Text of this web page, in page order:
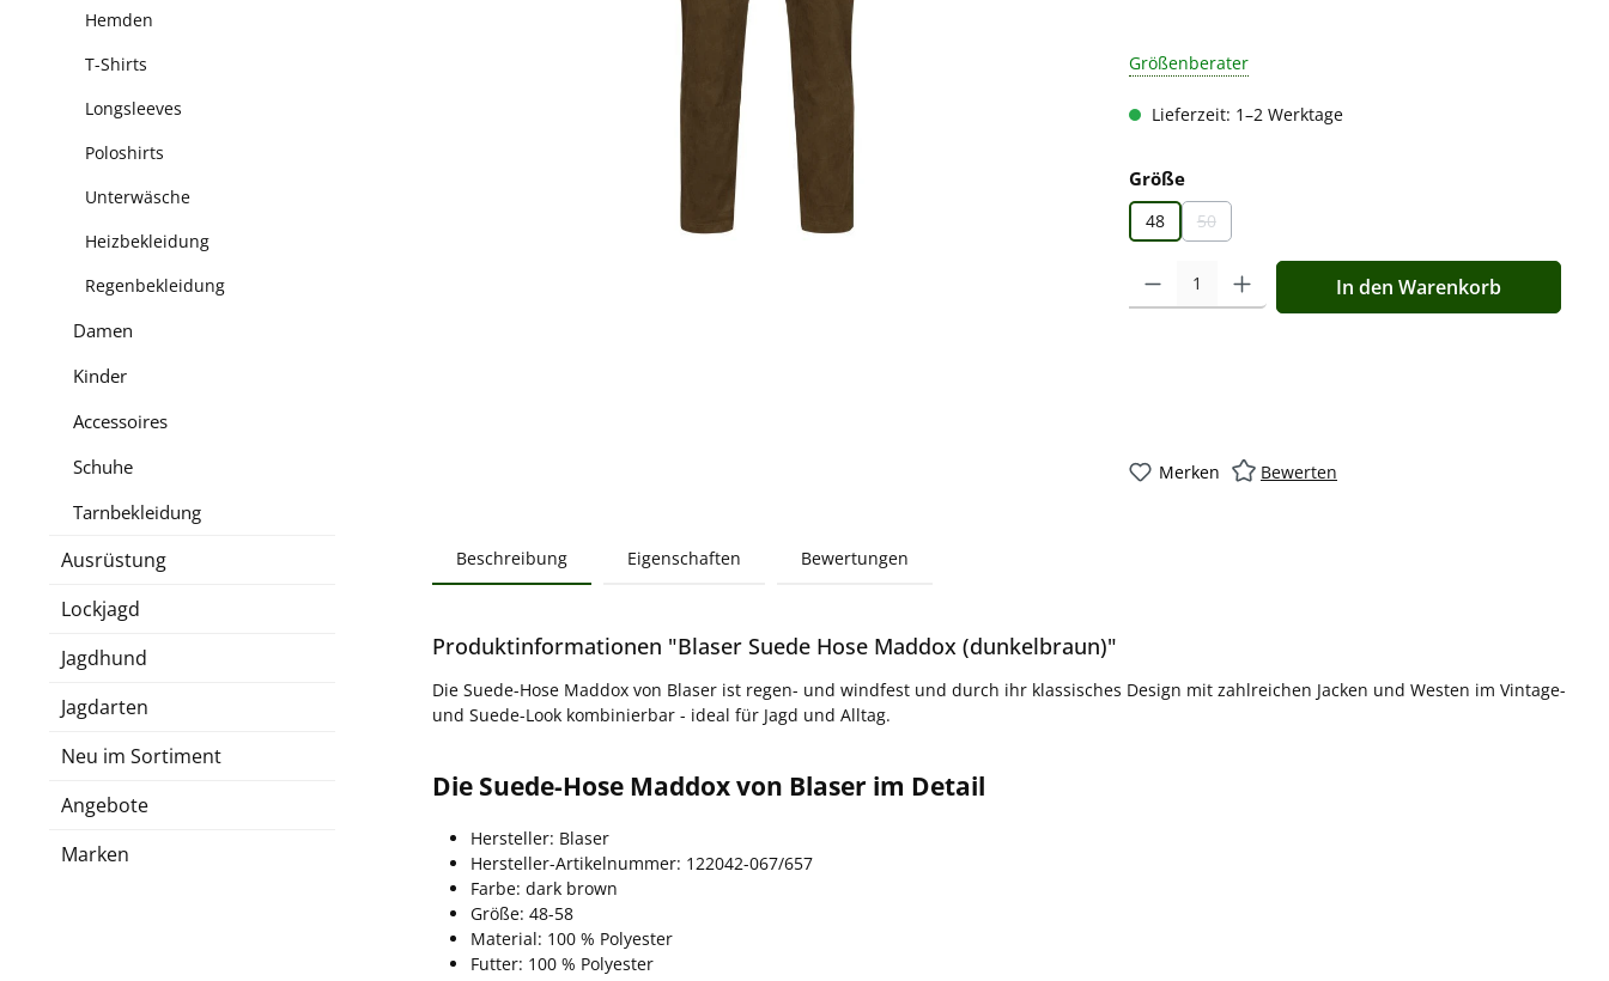
Hemden
T-Shirts
Longsleeves
Poloshirts
Unterwäsche
Heizbekleidung
Regenbekleidung
Damen
Kinder
Accessoires
Schuhe
Tarnbekleidung
Ausrüstung
Lockjagd
Jagdhund
Jagdarten
Neu im Sortiment
Angebote
Marken
Größenberater
Lieferzeit: 1–2 Werktage
Größeauswählen
48 50
(Diese Option ist zurzeit nicht verfügbar.)
Produkt Anzahl: Gib den gewünschten Wert ein oder
In den Warenkorb
Merken Bewerten
Beschreibung Eigenschaften Bewertungen
Produktinformationen "Blaser Suede Hose Maddox (dunkelbraun)"
Die Suede-Hose Maddox von Blaser ist regen- und windfest und durch ihr klassisches Design mit zahlreichen Jacken und Westen im Vintage-
und Suede-Look kombinierbar - ideal für Jagd und Alltag.
Die Suede-Hose Maddox von Blaser im Detail
Hersteller: Blaser
Hersteller-Artikelnummer: 122042-067/657
Farbe: dark brown
Größe: 48-58
Material: 100 % Polyester
Futter: 100 % Polyester